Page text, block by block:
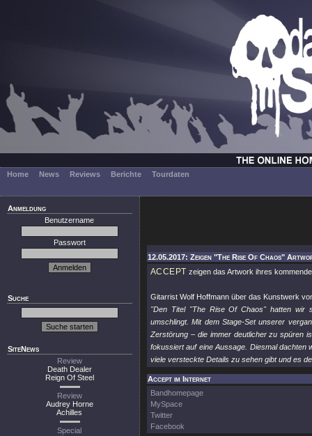
Home News Reviews Berichte Tourdaten
Anmeldung
Benutzername
Passwort
Suche
SiteNews
Review
Death Dealer
Reign Of Steel
Review
Audrey Horne
Achilles
Special
12.05.2017: Zeigen "The Rise Of Chaos"
ACCEPT zeigen das Artwork ihres
Gitarrist Wolf Hoffmann über das Kunstwerk
"Den Titel "The Rise Of Chaos" hatten wir
umschlingt. Mit dem Stage-Set unserer
Zerstörung – die immer deutlicher zu spüren
fokussiert auf eine Aussage. Diesmal dachten
viele versteckte Details zu sehen gibt und es
Accept im Internet
Bandhomepage
MySpace
Twitter
Facebook